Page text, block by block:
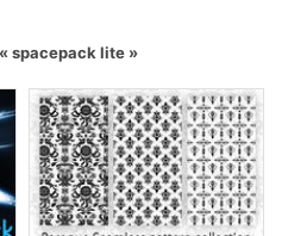
spacepack lite